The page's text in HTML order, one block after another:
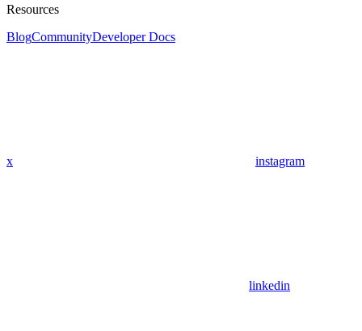
Resources
BlogCommunityDeveloper Docs
x instagram
linkedin